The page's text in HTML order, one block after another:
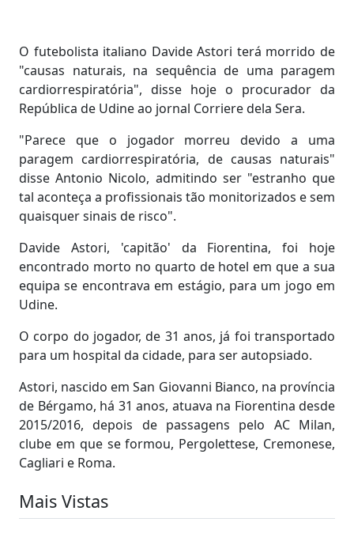
O futebolista italiano Davide Astori terá morrido de
"causas naturais, na sequência de uma paragem
cardiorrespiratória", disse hoje o procurador da
República de Udine ao jornal Corriere dela Sera.
"Parece que o jogador morreu devido a uma
paragem cardiorrespiratória, de causas naturais"
disse Antonio Nicolo, admitindo ser "estranho que
tal aconteça a profissionais tão monitorizados e sem
quaisquer sinais de risco".
Davide Astori, 'capitão' da Fiorentina, foi hoje
encontrado morto no quarto de hotel em que a sua
equipa se encontrava em estágio, para um jogo em
Udine.
O corpo do jogador, de 31 anos, já foi transportado
para um hospital da cidade, para ser autopsiado.
Astori, nascido em San Giovanni Bianco, na província
de Bérgamo, há 31 anos, atuava na Fiorentina desde
2015/2016, depois de passagens pelo AC Milan,
clube em que se formou, Pergolettese, Cremonese,
Cagliari e Roma.
Mais Vistas